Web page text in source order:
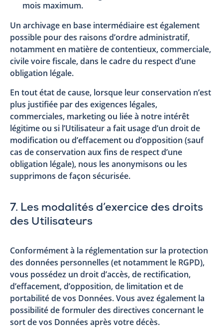
mois maximum.
Un archivage en base intermédiaire est également
possible pour des raisons d’ordre administratif,
notamment en matière de contentieux, commerciale,
civile voire fiscale, dans le cadre du respect d’une
obligation légale.
En tout état de cause, lorsque leur conservation n’est
plus justifiée par des exigences légales,
commerciales, marketing ou liée à notre intérêt
légitime ou si l’Utilisateur a fait usage d’un droit de
modification ou d’effacement ou d’opposition (sauf
cas de conservation aux fins de respect d’une
obligation légale), nous les anonymisons ou les
supprimons de façon sécurisée.
7. Les modalités d’exercice des droits
des Utilisateurs
Conformément à la réglementation sur la protection
des données personnelles (et notamment le RGPD),
vous possédez un droit d’accès, de rectification,
d’effacement, d’opposition, de limitation et de
portabilité de vos Données. Vous avez également la
possibilité de formuler des directives concernant le
sort de vos Données après votre décès.